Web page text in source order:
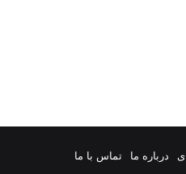
درباره ما تماس با ما